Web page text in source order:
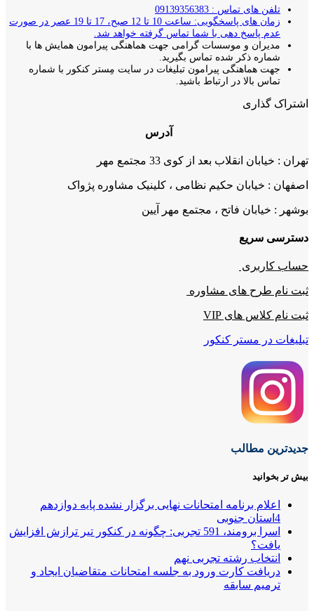
تلفن های تماس : 09139356383
زمان های پاسخگویی: ساعت 10 تا 12 صبح، 17 تا 19 عصر در صورت
عدم پاسخ دهی با شما تماس گرفته خواهد شد.
مدیران و موسسات گرامی جهت هماهنگی پیرامون همایش ها با
شماره ذکر شده تماس بگیرید.
جهت هماهنگی پیرامون تبلیغات در سایت مِستر کنکور با شماره
تماس بالا در ارتباط باشید.
اشتراک گذاری
آدرس
تهران : خیابان انقلاب بعد از کوی 33 مجتمع مهر
اصفهان : خیابان حکیم نظامی ، کلینیک مشاوره پژواک
بوشهر : خیابان فاتح ، مجتمع مهر آیین
دسترسی سریع
حساب کاربری
ثبت نام طرح های مشاوره
ثبت نام کلاس های VIP
تبلیغات در مستر کنکور
جدیدترین مطالب
بیش تر بخوانید
اعلام برنامه امتحانات نهایی برگزار نشده پایه دوازدهم
4استان جنوبی
اسرا برومند، 591 تجربی: چگونه در کنکور تیر ترازش افزایش
یافت؟
انتخاب رشته تجربی نهم
دریافت کارت ورود به جلسه امتحانات متقاضیان ایجاد و
ترمیم سابقه